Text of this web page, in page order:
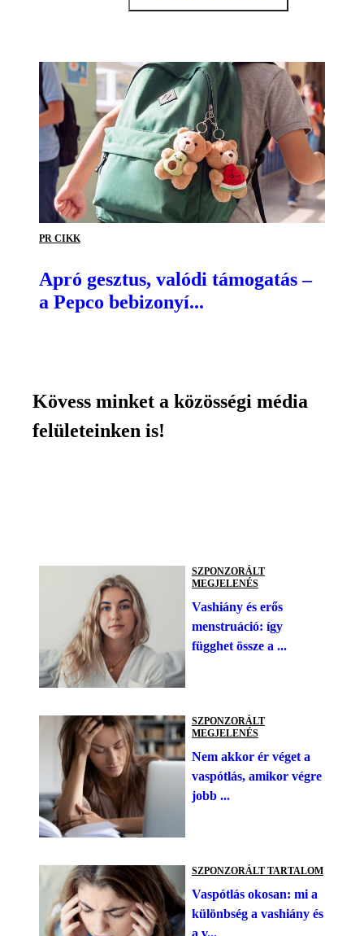
PR CIKK
Apró gesztus, valódi támogatás –
a Pepco bebizonyí...
Kövess minket a közösségi média
felületeinken is!
SZPONZORÁLT
MEGJELENÉS
Vashiány és erős
menstruáció: így
függhet össze a ...
SZPONZORÁLT
MEGJELENÉS
Nem akkor ér véget a
vaspótlás, amikor végre
jobb ...
SZPONZORÁLT TARTALOM
Vaspótlás okosan: mi a
különbség a vashiány és
a v...